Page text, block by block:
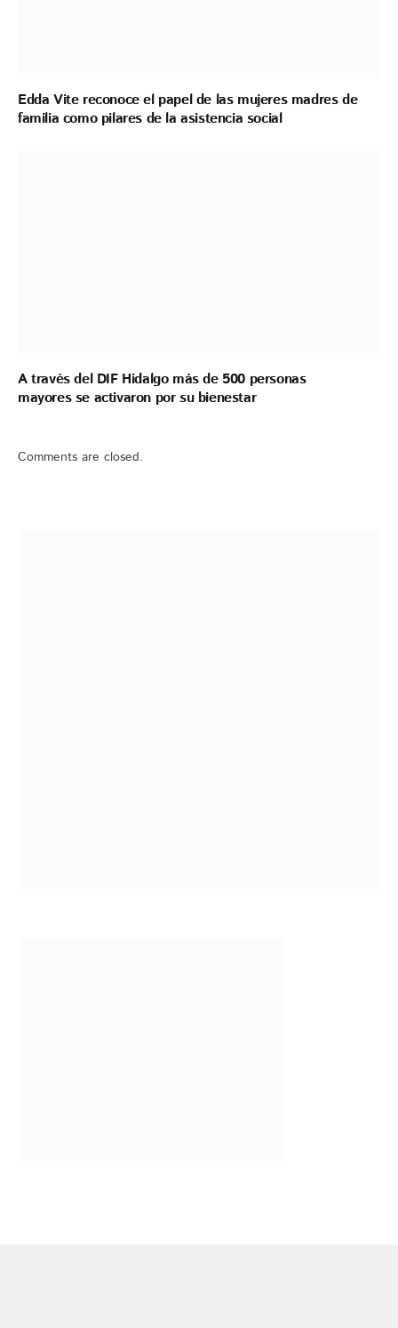
Edda Vite reconoce el papel de las mujeres madres de
familia como pilares de la asistencia social
A través del DIF Hidalgo más de 500 personas
mayores se activaron por su bienestar
Comments are closed.